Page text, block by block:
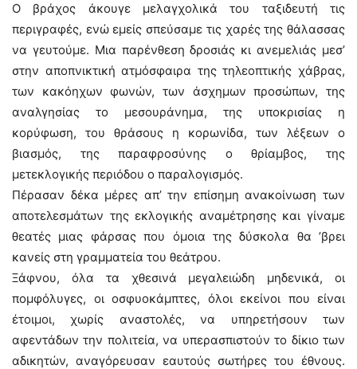
Ο βράχος άκουγε μελαγχολικά του ταξιδευτή τις
περιγραφές, ενώ εμείς σπεύσαμε τις χαρές της θάλασσας
να γευτούμε. Μια παρένθεση δροσιάς κι ανεμελιάς μεσ’
στην αποπνικτική ατμόσφαιρα της τηλεοπτικής χάβρας,
των κακόηχων φωνών, των άσχημων προσώπων, της
αναλγησίας το μεσουράνημα, της υποκρισίας η
κορύφωση, του θράσους η κορωνίδα, των λέξεων ο
βιασμός, της παραφροσύνης ο θρίαμβος, της
μετεκλογικής περιόδου ο παραλογισμός.
Πέρασαν δέκα μέρες απ’ την επίσημη ανακοίνωση των
αποτελεσμάτων της εκλογικής αναμέτρησης και γίναμε
θεατές μιας φάρσας που όμοια της δύσκολα θα ’βρει
κανείς στη γραμματεία του θεάτρου.
Ξάφνου, όλα τα χθεσινά μεγαλειώδη μηδενικά, οι
πομφόλυγες, οι οσφυοκάμπτες, όλοι εκείνοι που είναι
έτοιμοι, χωρίς αναστολές, να υπηρετήσουν των
αφεντάδων την πολιτεία, να υπερασπιστούν το δίκιο των
αδικητών, αναγόρευσαν εαυτούς σωτήρες του έθνους.